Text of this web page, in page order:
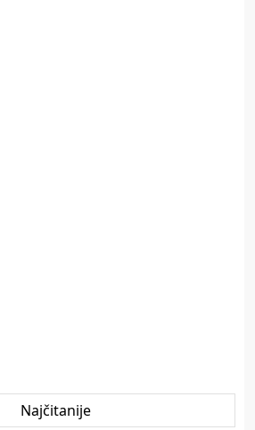
Najčitanije